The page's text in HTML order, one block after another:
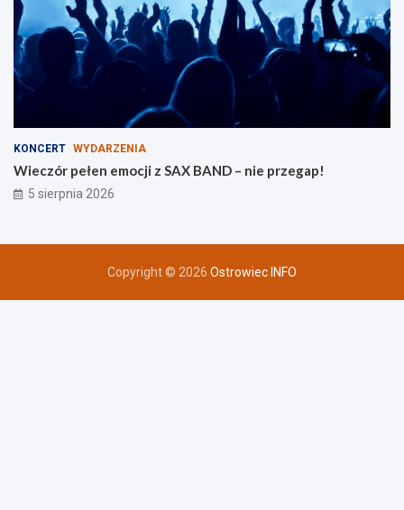
KONCERT WYDARZENIA
Wieczór pełen emocji z SAX BAND – nie przegap!
5 sierpnia 2026
Copyright © 2026 Ostrowiec INFO